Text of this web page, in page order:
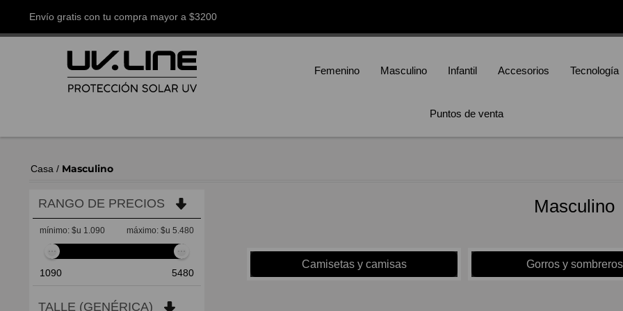
Envío gratis con tu compra mayor a $3200
Femenino Masculino Infantil Accesorios Tecnología
Puntos de venta
Casa / Masculino
Masculino
Camisetas y camisas Gorros y sombreros
RANGO DE PRECIOS
mínimo: $u 1.090 máximo: $u 5.480
1090 5480
TALLE (GENÉRICA)